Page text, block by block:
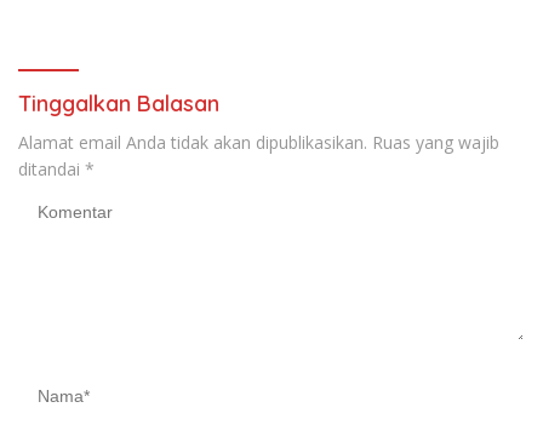
Tinggalkan Balasan
Alamat email Anda tidak akan dipublikasikan. Ruas yang wajib
ditandai *